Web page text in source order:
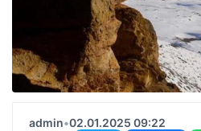
admin•02.01.2025 09:22